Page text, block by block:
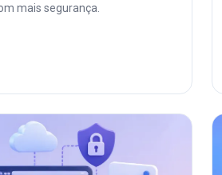
mais segurança.